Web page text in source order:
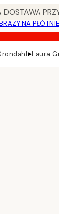
DOSTAWA
NA PŁÓTNIE
▸Laura